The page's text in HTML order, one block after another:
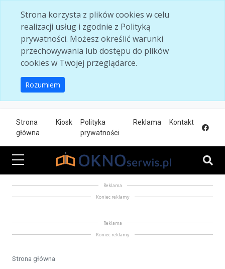
Strona korzysta z plików cookies w celu
realizacji usług i zgodnie z Polityką
prywatności. Możesz określić warunki
przechowywania lub dostępu do plików
cookies w Twojej przeglądarce.
Rozumiem
Strona
główna
Kiosk
Polityka
prywatności
Reklama Kontakt
Reklama
Koniec reklamy
Reklama
Koniec reklamy
Strona główna